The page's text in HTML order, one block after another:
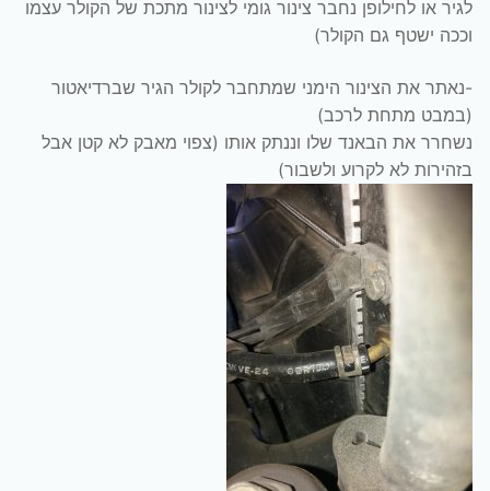
לגיר או לחילופן נחבר צינור גומי לצינור מתכת של הקולר עצמו
וככה ישטף גם הקולר)
-נאתר את הצינור הימני שמתחבר לקולר הגיר שברדיאטור
(במבט מתחת לרכב)
נשחרר את הבאנד שלו וננתק אותו (צפוי מאבק לא קטן אבל
בזהירות לא לקרוע ולשבור)